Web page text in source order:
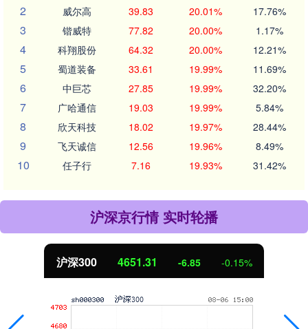
2 威尔高 39.83 20.01% 17.76%
3 锴威特 77.82 20.00% 1.17%
4 科翔股份 64.32 20.00% 12.21%
5 蜀道装备 33.61 19.99% 11.69%
6 中巨芯 27.85 19.99% 32.20%
7 广哈通信 19.03 19.99% 5.84%
8 欣天科技 18.02 19.97% 28.44%
9 飞天诚信 12.56 19.96% 8.49%
10 任子行 7.16 19.93% 31.42%
沪深京行情 实时轮播
沪深300 4651.31 -6.85 -0.15%